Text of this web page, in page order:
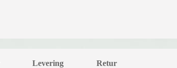
Levering Retur